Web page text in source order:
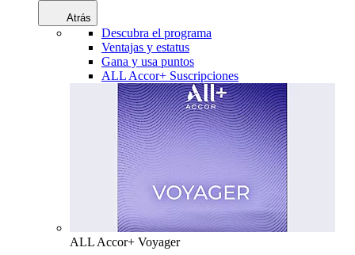
Atrás
Descubra el programa
Ventajas y estatus
Gana y usa puntos
ALL Accor+ Suscripciones
ALL Accor+ Voyager